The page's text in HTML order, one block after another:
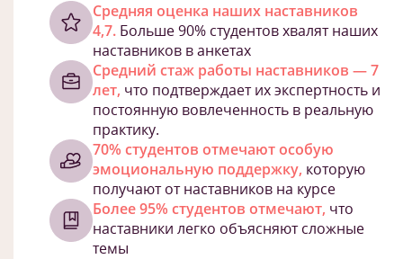
Cредняя оценка наших наставников
4,7. Больше 90% студентов хвалят наших
наставников в анкетах
Средний стаж работы наставников — 7
лет, что подтверждает их экспертность и
постоянную вовлеченность в реальную
практику.
70% студентов отмечают особую
эмоциональную поддержку, которую
получают от наставников на курсе
Более 95% студентов отмечают, что
наставники легко объясняют сложные
темы